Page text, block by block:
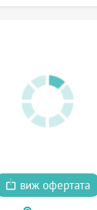
виж офертата